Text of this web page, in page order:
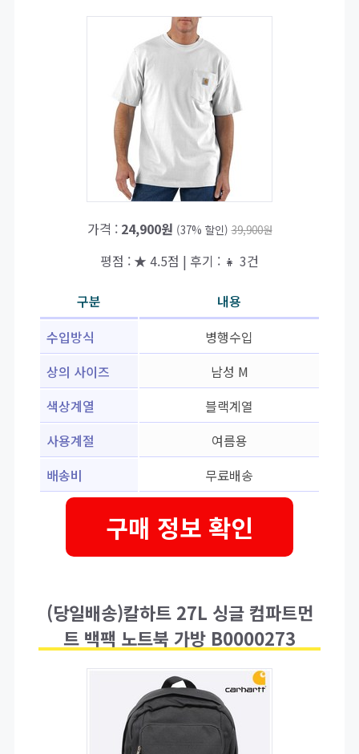
가격 : 24,900원 (37% 할인) 39,900원
평점 : ★ 4.5점 | 후기 : 👧 3건
구분
내용
수입방식
병행수입
상의 사이즈
남성 M
색상계열
블랙계열
사용계절
여름용
배송비
무료배송
구매 정보 확인
(당일배송)칼하트 27L 싱글 컴파트먼
트 백팩 노트북 가방 B0000273